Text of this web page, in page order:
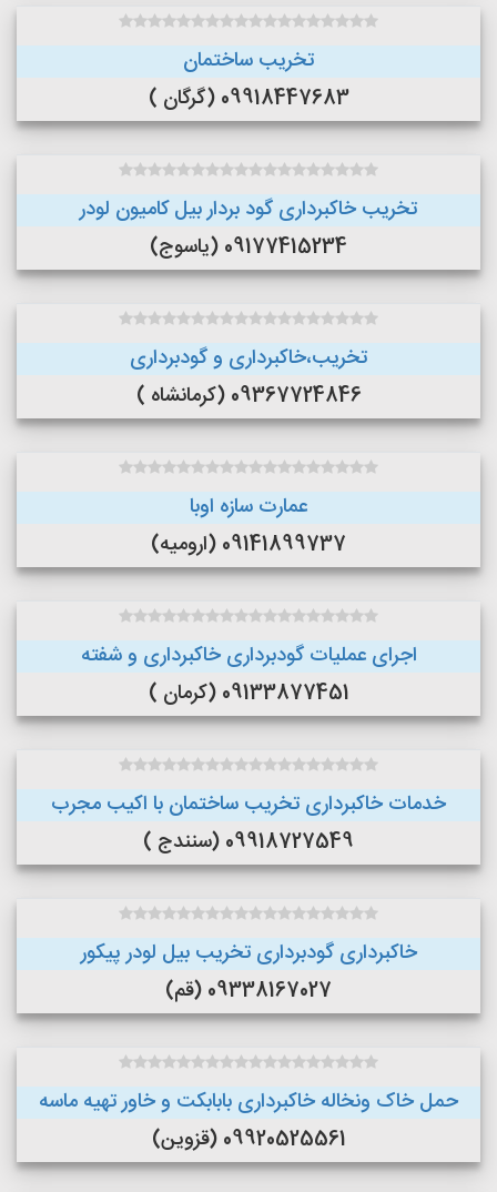
تخریب ساختمان
09918447683 (گرگان )
تخریب خاکبرداری گود بردار بیل کامیون لودر
09177415234 (یاسوج)
تخریب،خاکبرداری و گودبرداری
09367724846 (کرمانشاه )
عمارت سازه اوبا
09141899737 (ارومیه)
اجرای عملیات گودبرداری خاکبرداری و شفته
09133877451 (کرمان )
خدمات خاکبرداری تخریب ساختمان با اکیب مجرب
09918727549 (سنندج )
خاکبرداری گودبرداری تخریب بیل لودر پیکور
09338167027 (قم)
حمل خاک ونخاله خاکبرداری بابابکت و خاور تهیه ماسه
09920525561 (قزوین)